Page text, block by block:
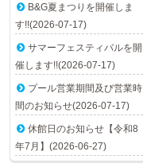
B&G夏まつりを開催しま
す!!(2026-07-17)
サマーフェスティバルを開
催します!!(2026-07-17)
プール営業期間及び営業時
間のお知らせ(2026-07-17)
休館日のお知らせ【令和8
年7月】(2026-06-27)